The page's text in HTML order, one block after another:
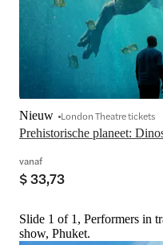
Prehistorische planeet:
Nieuw London Theatre tickets
vanaf
$ 33,73
Slide 1 of 1, Performers in
show, Phuket.